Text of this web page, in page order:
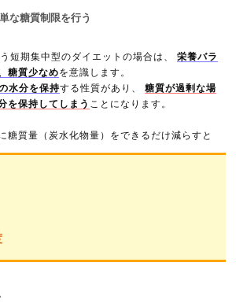
な糖質制限を行う
短期集中型のダイエットの場合は、栄養バラ
糖質少なめを意識します。
水分を保持する性質があり、糖質が過剰な場
を保持してしまう ことになります。
糖質量（炭水化物量）をできるだけ減らすと